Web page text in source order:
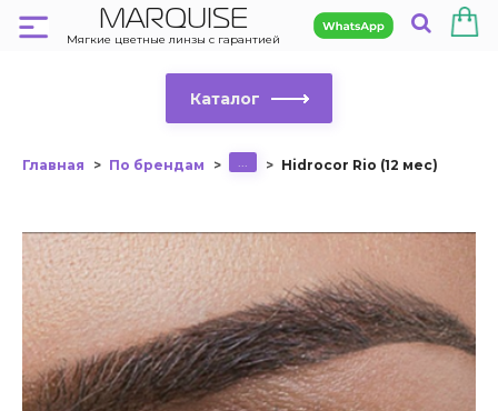
MARQUISE
Мягкие цветные линзы с гарантией
Каталог
Главная По брендам ... Hidrocor Rio (12 мес)